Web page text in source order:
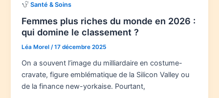
Santé & Soins
Femmes plus riches du monde en 2026 :
qui domine le classement ?
Léa Morel/17 décembre 2025
On a souvent l’image du milliardaire en costume-
cravate, figure emblématique de la Silicon Valley ou
de la finance new-yorkaise. Pourtant,